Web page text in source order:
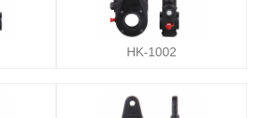
HK-1002